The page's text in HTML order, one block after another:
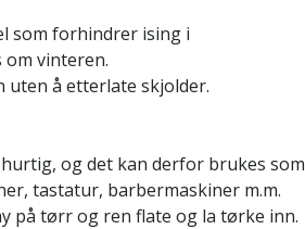
som forhindrer ising i
vinteren.
å etterlate skjolder.
og det kan derfor brukes som
tastatur, barbermaskiner m.m.
på tørr og ren flate og la tørke inn.